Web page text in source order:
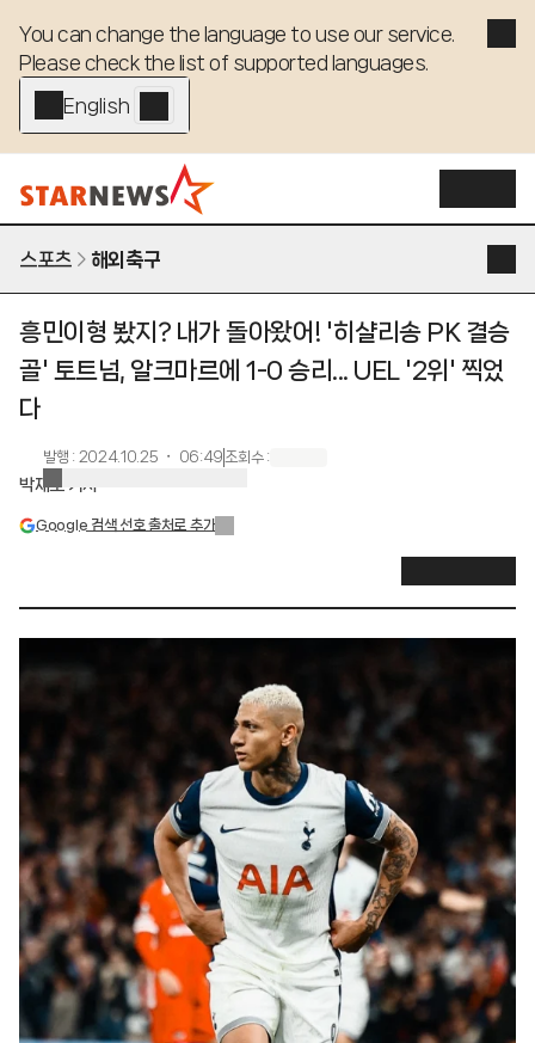
You can change the language to use our service.
Please check the list of supported languages.
English - EN
스포츠 해외축구
흥민이형 봤지? 내가 돌아왔어! '히샬리송 PK 결승
골' 토트넘, 알크마르에 1-0 승리... UEL '2위' 찍었
다
발행 : 2024.10.25 ・ 06:49 조회수:
박재호 기자
Google 검색 선호 출처로 추가